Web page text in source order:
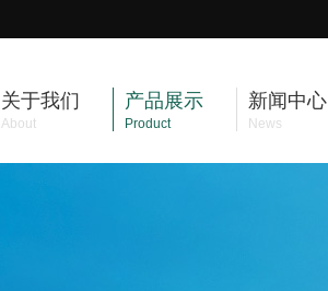
关于我们
About
产品展示
Product
新闻中心
News